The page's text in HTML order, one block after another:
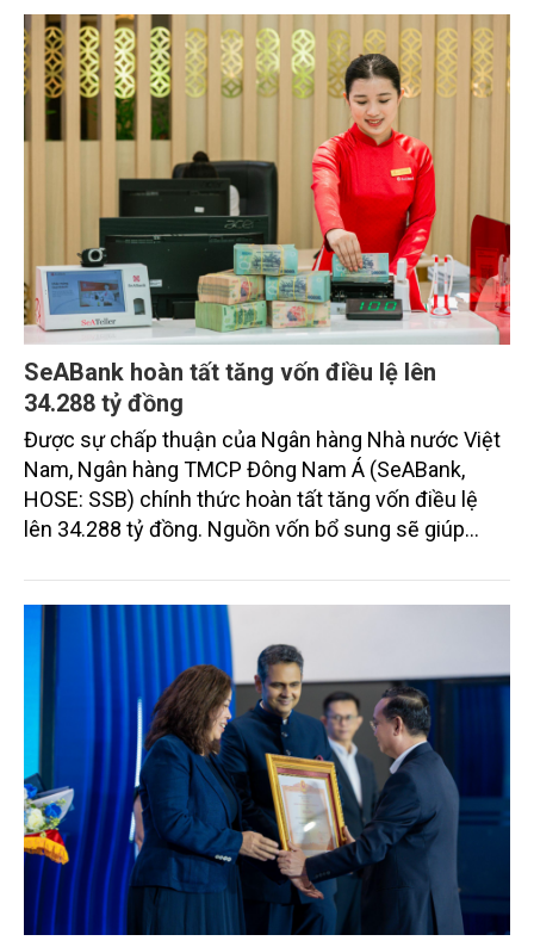
SeABank hoàn tất tăng vốn điều lệ lên
34.288 tỷ đồng
Được sự chấp thuận của Ngân hàng Nhà nước Việt
Nam, Ngân hàng TMCP Đông Nam Á (SeABank,
HOSE: SSB) chính thức hoàn tất tăng vốn điều lệ
lên 34.288 tỷ đồng. Nguồn vốn bổ sung sẽ giúp
các chỉ số an toàn hoạt động và mở rộng dư địa
tăng trưởng trong thời gian tới.